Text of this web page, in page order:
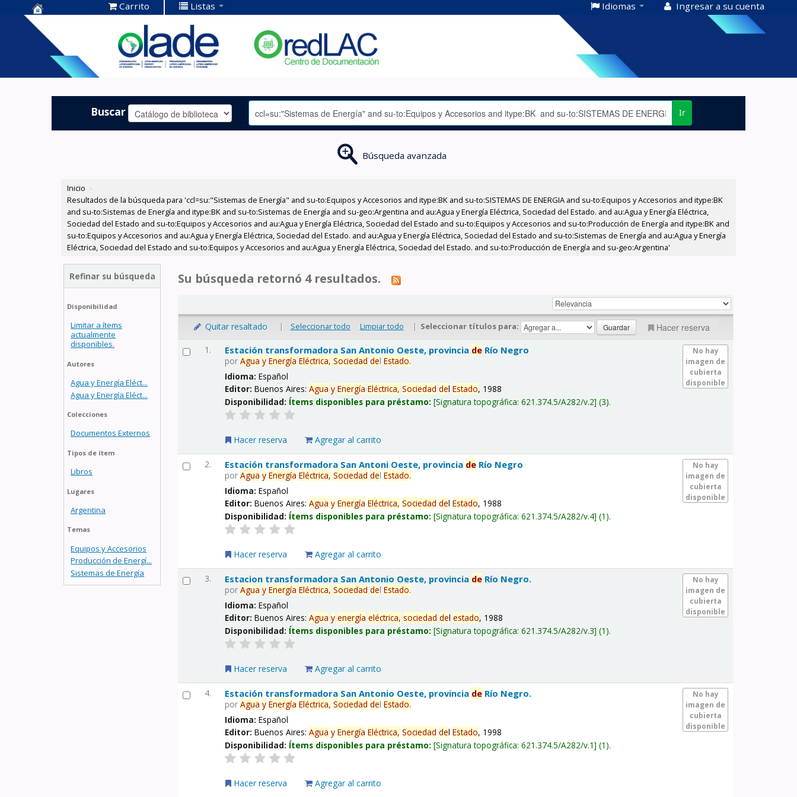
Centro de
Documentación
OLADE -
Carrito Listas Idiomas Ingresar a su cuenta
Buscar Ir
Búsqueda avanzada
Inicio ›
Resultados de la búsqueda para 'ccl=su:"Sistemas de Energía" and su-to:Equipos y Accesorios and itype:BK and su-to:SISTEMAS DE ENERGIA and su-to:Equipos y Accesorios and itype:BK
and su-to:Sistemas de Energía and itype:BK and su-to:Sistemas de Energía and su-geo:Argentina and au:Agua y Energía Eléctrica, Sociedad del Estado. and au:Agua y Energía Eléctrica,
Sociedad del Estado and su-to:Equipos y Accesorios and au:Agua y Energía Eléctrica, Sociedad del Estado and su-to:Equipos y Accesorios and su-to:Producción de Energía and itype:BK and
su-to:Equipos y Accesorios and au:Agua y Energía Eléctrica, Sociedad del Estado. and au:Agua y Energía Eléctrica, Sociedad del Estado and su-to:Sistemas de Energía and au:Agua y Energía
Eléctrica, Sociedad del Estado and su-to:Equipos y Accesorios and au:Agua y Energía Eléctrica, Sociedad del Estado. and su-to:Producción de Energía and su-geo:Argentina'
Refinar su búsqueda
Disponibilidad
Limitar a ítems
actualmente
disponibles.
Autores
Agua y Energía Eléct...
Agua y Energía Eléct...
Colecciones
Documentos Externos
Tipos de ítem
Libros
Lugares
Argentina
Temas
Equipos y Accesorios
Producción de Energí...
Sistemas de Energía
Su búsqueda retornó 4 resultados.
Quitar resaltado | Seleccionar todo Limpiar todo | Seleccionar títulos para: Hacer reserva
1.
No hay
imagen de
cubierta
disponible
Estación transformadora San Antonio Oeste, provincia de Río Negro
porAgua y Energía Eléctrica, Sociedad delEstado.
Idioma:Español
Editor:Buenos Aires:Agua y Energía Eléctrica, Sociedad delEstado, 1988
Disponibilidad: Ítems disponibles para préstamo: Signatura topográfica:621.374.5/A282/v.2 (3).
Hacer reserva Agregar al carrito
2.
No hay
imagen de
cubierta
disponible
Estación transformadora San Antoni Oeste, provincia de Río Negro
porAgua y Energía Eléctrica, Sociedad delEstado.
Idioma:Español
Editor:Buenos Aires:Agua y Energía Eléctrica, Sociedad delEstado, 1988
Disponibilidad: Ítems disponibles para préstamo: Signatura topográfica:621.374.5/A282/v.4 (1).
Hacer reserva Agregar al carrito
3.
No hay
imagen de
cubierta
disponible
Estacion transformadora San Antonio Oeste, provincia de Río Negro.
porAgua y Energía Eléctrica, Sociedad delEstado.
Idioma:Español
Editor:Buenos Aires:Agua y energía eléctrica, sociedad delestado, 1988
Disponibilidad: Ítems disponibles para préstamo: Signatura topográfica:621.374.5/A282/v.3 (1).
Hacer reserva Agregar al carrito
4.
No hay
imagen de
cubierta
disponible
Estación transformadora San Antonio Oeste, provincia de Río Negro.
porAgua y Energía Eléctrica, Sociedad delEstado.
Idioma:Español
Editor:Buenos Aires:Agua y Energía Eléctrica, Sociedad delEstado, 1998
Disponibilidad: Ítems disponibles para préstamo: Signatura topográfica:621.374.5/A282/v.1 (1).
Hacer reserva Agregar al carrito